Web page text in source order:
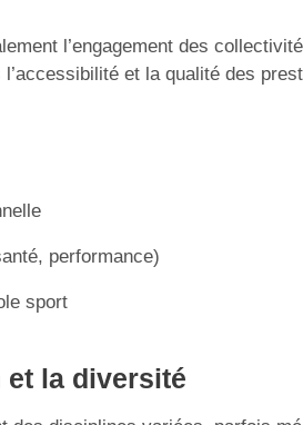
l’engagement des
et la qualité des
performance)
sport
et la diversité